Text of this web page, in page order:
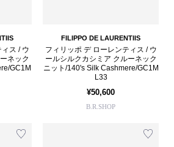
ス / ウ
ネック
GC1M
FILIPPO DE LAURENTIIS
フィリッポ デ ローレンティス / ウ
ールシルクカシミア クルーネック
ニット/140's Silk Cashmere/GC1M
L33
¥50,600
B.R.SHOP